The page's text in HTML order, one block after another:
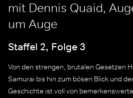
mit Dennis Quaid,
um Auge
Staffel 2, Folge 3
Von den strengen, brutalen Gesetzen
Samurai bis hin zum bösen Blick und
Geschichte ist voll von